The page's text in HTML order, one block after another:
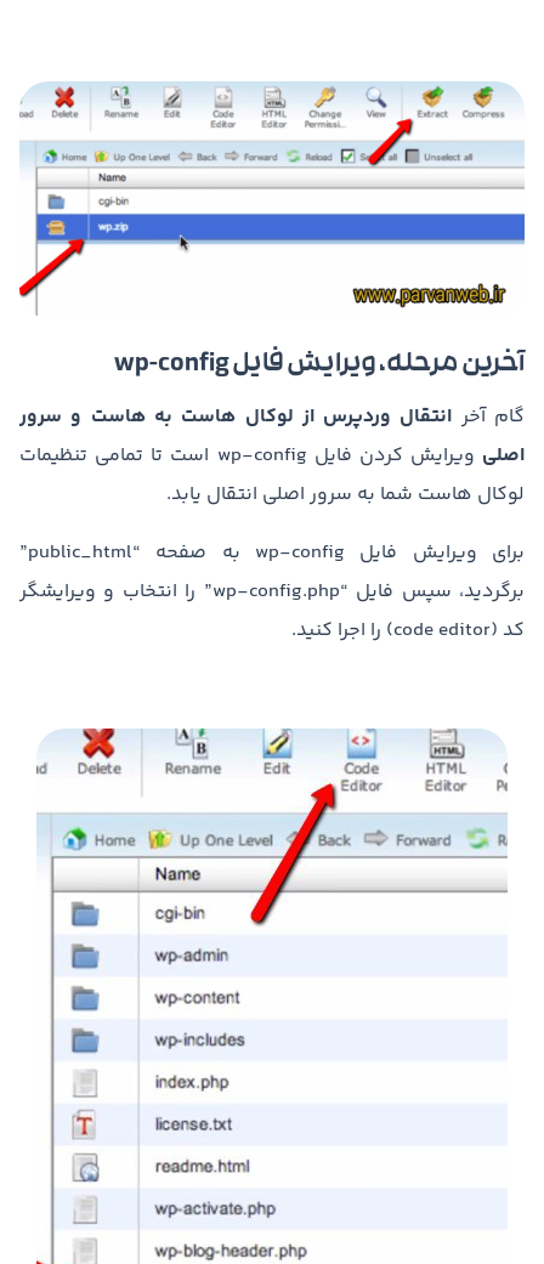
آخرین مرحله، ویرایش فایل wp-config
گام آخر انتقال وردپرس از لوکال هاست به هاست و سرور
اصلی
ویرایش کردن فایل wp-config است تا تمامی تنظیمات
لوکال هاست شما به سرور اصلی انتقال یابد.
برای ویرایش فایل wp-config به صفحه “public_html”
برگردید، سپس فایل “wp-config.php” را انتخاب و ویرایشگر
کد (code editor) را اجرا کنید.